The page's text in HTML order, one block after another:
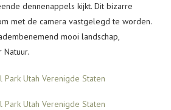
dennenappels kijkt. Dit bizarre
met de camera vastgelegd te worden.
mooi landschap,